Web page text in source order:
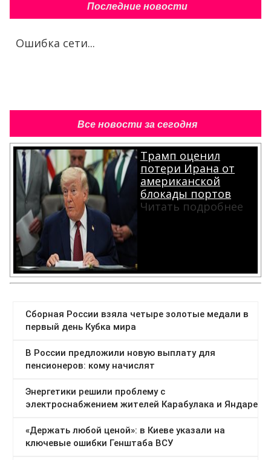
Последние новости
Ошибка сети...
Все новости за сегодня
Трамп оценил
потери Ирана от
американской
блокады портов
Читать подробнее